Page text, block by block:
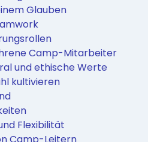
Glauben
Camp-Mitarbeiter
und ethische Werte
kultivieren
Flexibilität